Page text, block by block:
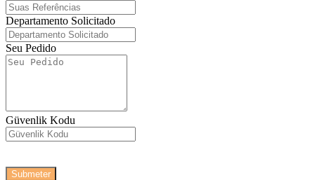
Departamento Solicitado
Seu Pedido
Güvenlik Kodu
Submeter